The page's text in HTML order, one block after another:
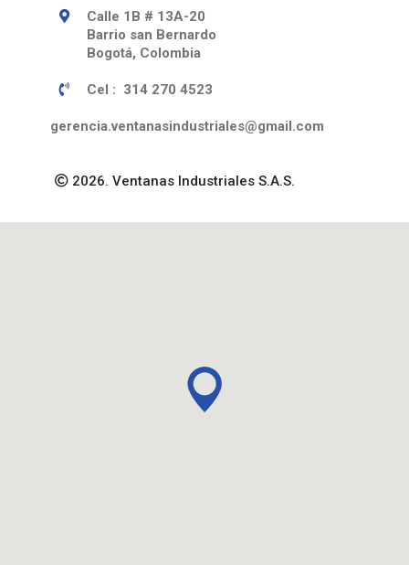
Calle 1B # 13A-20
Barrio san Bernardo
Bogotá, Colombia
Cel : 314 270 4523
gerencia.ventanasindustriales@gmail.com
2026. Ventanas Industriales S.A.S.